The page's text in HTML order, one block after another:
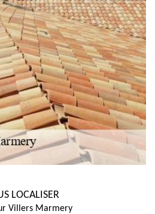
LOCALISER
Villers Marmery